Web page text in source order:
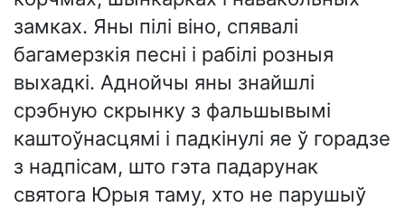
замках. Яны пілі віно, спявалі
багамерзкія песні і рабілі розныя
выхадкі. Аднойчы яны знайшлі
срэбную скрынку з фальшывымі
каштоўнасцямі і падкінулі яе ў горадзе
з надпісам, што гэта падарунак
святога Юрыя таму, хто не парушыў